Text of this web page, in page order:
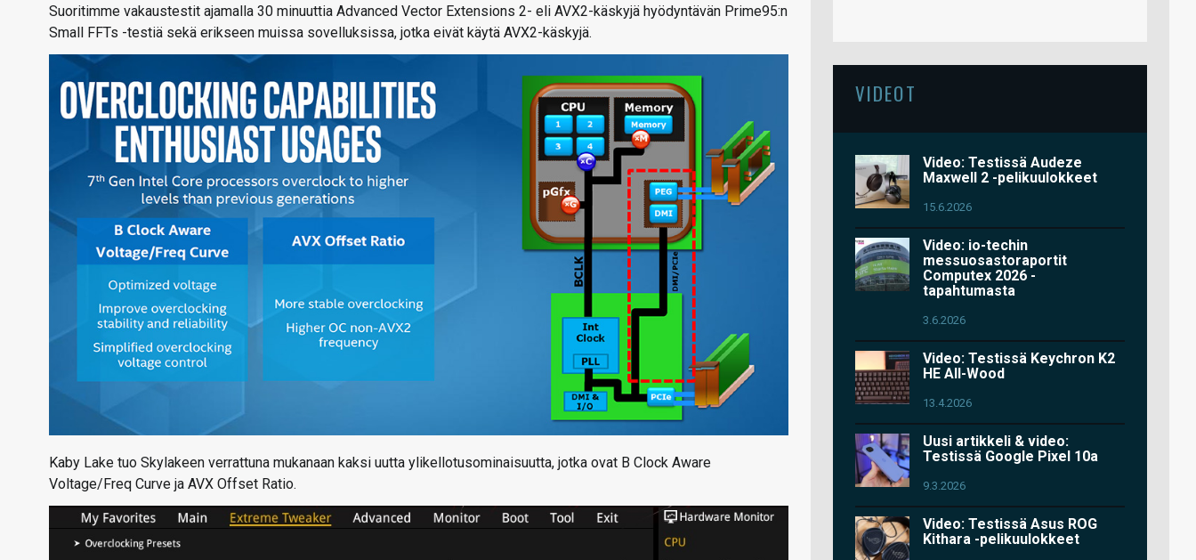
Suoritimme vakaustestit ajamalla 30 minuuttia Advanced Vector Extensions 2- eli AVX2-käskyjä hyödyntävän Prime95:n
Small FFTs -testiä sekä erikseen muissa sovelluksissa, jotka eivät käytä AVX2-käskyjä.
Kaby Lake tuo Skylakeen verrattuna mukanaan kaksi uutta ylikellotusominaisuutta, jotka ovat B Clock Aware
Voltage/Freq Curve ja AVX Offset Ratio.
VIDEOT
Video: Testissä Audeze
Maxwell 2 -pelikuulokkeet
15.6.2026
Video: io-techin
messuosastoraportit
Computex 2026 -
tapahtumasta
3.6.2026
Video: Testissä Keychron K2
HE All-Wood
13.4.2026
Uusi artikkeli & video:
Testissä Google Pixel 10a
9.3.2026
Video: Testissä Asus ROG
Kithara -pelikuulokkeet